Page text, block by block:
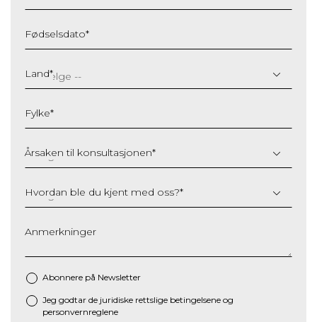
Fødselsdato*
slash
MM
YYYY
Land*
Fylke*
Årsaken til konsultasjonen*
Hvordan ble du kjent med oss?*
Anmerkninger
Abonnere på Newsletter
* Jeg godtar de juridiske rettslige betingelsene og
personvernreglene